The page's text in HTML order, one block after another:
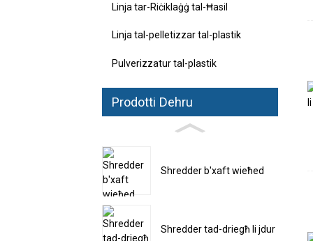
Linja tar-Riċiklaġġ tal-Ħasil
Linja tal-pelletizzar tal-plastik
Pulverizzatur tal-plastik
Prodotti Dehru
Shredder b'xaft wieħed
Shredder tad-driegħ li jdur